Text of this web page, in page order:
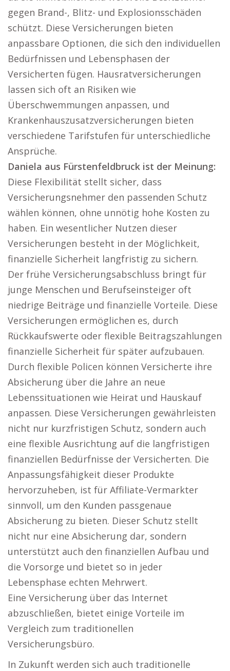
gegen Brand-, Blitz- und Explosionsschäden
schützt. Diese Versicherungen bieten
anpassbare Optionen, die sich den individuellen
Bedürfnissen und Lebensphasen der
Versicherten fügen. Hausratversicherungen
lassen sich oft an Risiken wie
Überschwemmungen anpassen, und
Krankenhauszusatzversicherungen bieten
verschiedene Tarifstufen für unterschiedliche
Ansprüche.
Daniela aus Fürstenfeldbruck ist der Meinung:
Diese Flexibilität stellt sicher, dass
Versicherungsnehmer den passenden Schutz
wählen können, ohne unnötig hohe Kosten zu
haben. Ein wesentlicher Nutzen dieser
Versicherungen besteht in der Möglichkeit,
finanzielle Sicherheit langfristig zu sichern.
Der frühe Versicherungsabschluss bringt für
junge Menschen und Berufseinsteiger oft
niedrige Beiträge und finanzielle Vorteile. Diese
Versicherungen ermöglichen es, durch
Rückkaufswerte oder flexible Beitragszahlungen
finanzielle Sicherheit für später aufzubauen.
Durch flexible Policen können Versicherte ihre
Absicherung über die Jahre an neue
Lebenssituationen wie Heirat und Hauskauf
anpassen. Diese Versicherungen gewährleisten
nicht nur kurzfristigen Schutz, sondern auch
eine flexible Ausrichtung auf die langfristigen
finanziellen Bedürfnisse der Versicherten. Die
Anpassungsfähigkeit dieser Produkte
hervorzuheben, ist für Affiliate-Vermarkter
sinnvoll, um den Kunden passgenaue
Absicherung zu bieten. Dieser Schutz stellt
nicht nur eine Absicherung dar, sondern
unterstützt auch den finanziellen Aufbau und
die Vorsorge und bietet so in jeder
Lebensphase echten Mehrwert.
Eine Versicherung über das Internet
abzuschließen, bietet einige Vorteile im
Vergleich zum traditionellen
Versicherungsbüro.
In Zukunft werden sich auch traditionelle